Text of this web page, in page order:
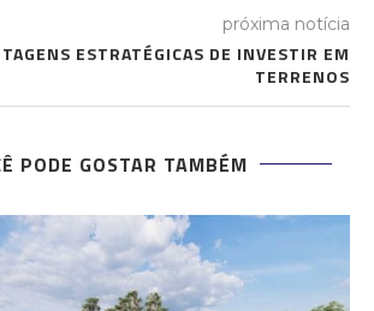
próxima notícia
ESTRATÉGICAS DE INVESTIR EM
TERRENOS
PODE GOSTAR TAMBÉM